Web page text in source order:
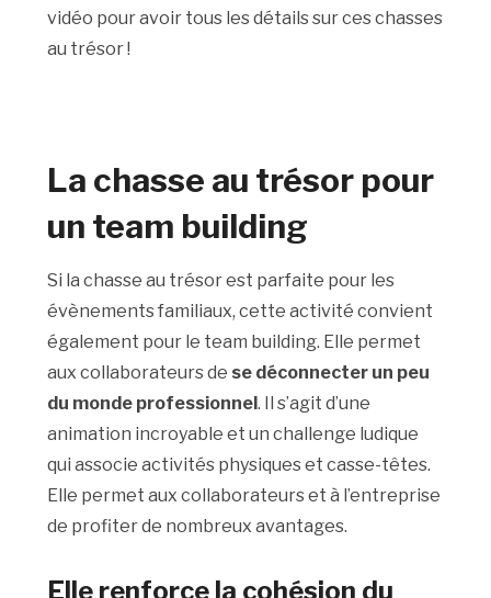
vidéo pour avoir tous les détails sur ces chasses
au trésor !
La chasse au trésor pour
un team building
Si la chasse au trésor est parfaite pour les
évènements familiaux, cette activité convient
également pour le team building. Elle permet
aux collaborateurs de se déconnecter un peu
du monde professionnel. Il s’agit d’une
animation incroyable et un challenge ludique
qui associe activités physiques et casse-têtes.
Elle permet aux collaborateurs et à l’entreprise
de profiter de nombreux avantages.
Elle renforce la cohésion du